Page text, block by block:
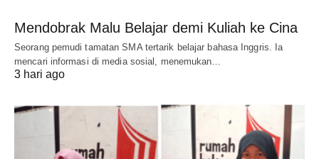
Mendobrak Malu Belajar demi Kuliah ke Cina
Seorang pemudi tamatan SMA tertarik belajar bahasa Inggris. Ia
mencari informasi di media sosial, menemukan…
3 hari ago